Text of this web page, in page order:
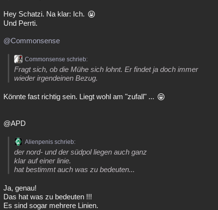
Hey Schatzi. Na klar: Ich.
Und Perrti.
@Commonsense
Commonsense schrieb:
Fragt sich, ob die Mühe sich lohnt. Er findet ja doch immer
wieder irgendeinen Bezug.
Könnte fast richtig sein. Liegt wohl am "zufall" ...
@APD
Alienpenis schrieb:
der nord- und der südpol liegen auch ganz
klar auf einer linie.
hat bestimmt auch was zu bedeuten...
Ja, genau!
Das hat was zu bedeuten !!!
Es sind sogar mehrere Linien.